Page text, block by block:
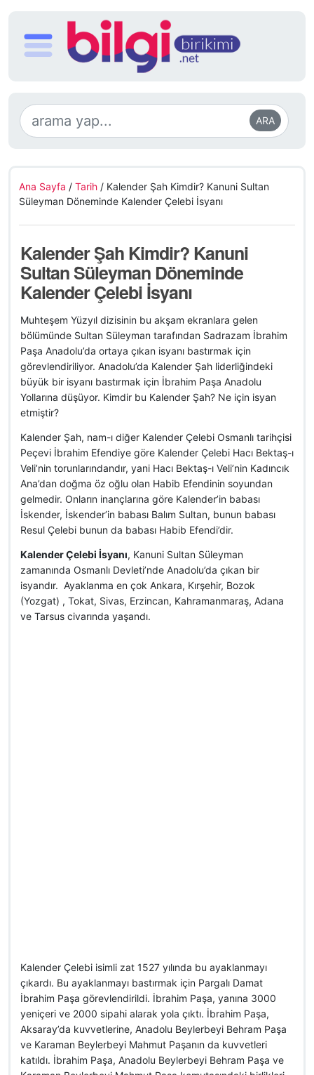
ARA
Ana Sayfa / Tarih / Kalender Şah Kimdir? Kanuni Sultan
Süleyman Döneminde Kalender Çelebi İsyanı
Kalender Şah Kimdir? Kanuni
Sultan Süleyman Döneminde
Kalender Çelebi İsyanı
Muhteşem Yüzyıl dizisinin bu akşam ekranlara gelen
bölümünde Sultan Süleyman tarafından Sadrazam İbrahim
Paşa Anadolu’da ortaya çıkan isyanı bastırmak için
görevlendiriliyor. Anadolu’da Kalender Şah liderliğindeki
büyük bir isyanı bastırmak için İbrahim Paşa Anadolu
Yollarına düşüyor. Kimdir bu Kalender Şah? Ne için isyan
etmiştir?
Kalender Şah, nam-ı diğer Kalender Çelebi Osmanlı tarihçisi
Peçevi İbrahim Efendiye göre Kalender Çelebi Hacı Bektaş-ı
Veli’nin torunlarındandır, yani Hacı Bektaş-ı Veli’nin Kadıncık
Ana’dan doğma öz oğlu olan Habib Efendinin soyundan
gelmedir. Onların inançlarına göre Kalender’in babası
İskender, İskender’in babası Balım Sultan, bunun babası
Resul Çelebi bunun da babası Habib Efendi’dir.
Kalender Çelebi İsyanı, Kanuni Sultan Süleyman
zamanında Osmanlı Devleti’nde Anadolu’da çıkan bir
isyandır. Ayaklanma en çok Ankara, Kırşehir, Bozok
(Yozgat) , Tokat, Sivas, Erzincan, Kahramanmaraş, Adana
ve Tarsus civarında yaşandı.
Kalender Çelebi isimli zat 1527 yılında bu ayaklanmayı
çıkardı. Bu ayaklanmayı bastırmak için Pargalı Damat
İbrahim Paşa görevlendirildi. İbrahim Paşa, yanına 3000
yeniçeri ve 2000 sipahi alarak yola çıktı. İbrahim Paşa,
Aksaray’da kuvvetlerine, Anadolu Beylerbeyi Behram Paşa
ve Karaman Beylerbeyi Mahmut Paşanın da kuvvetleri
katıldı. İbrahim Paşa, Anadolu Beylerbeyi Behram Paşa ve